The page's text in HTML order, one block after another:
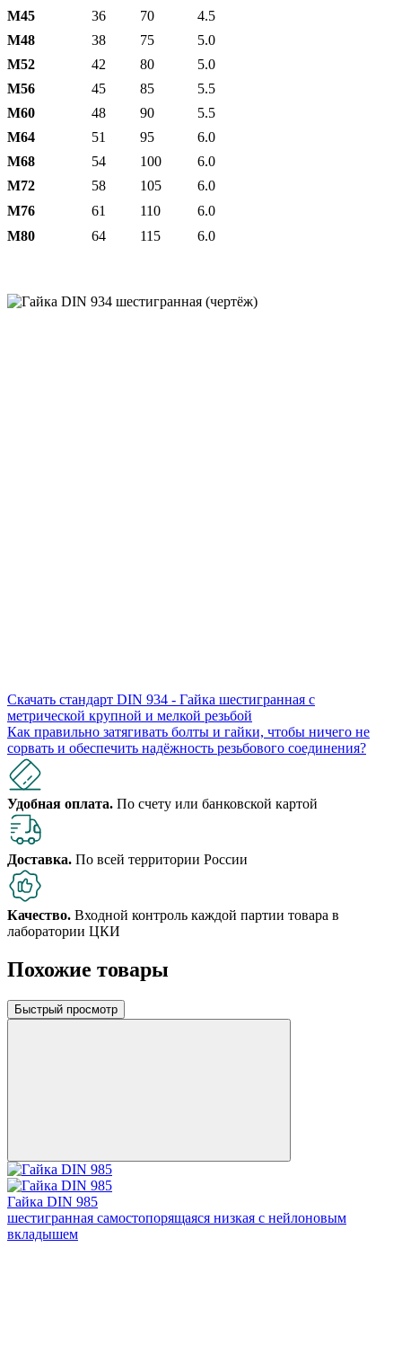
М45
36 70
4.5
М48
38 75
5.0
М52
42 80
5.0
М56
45 85
5.5
М60
48 90
5.5
М64
51 95
6.0
М68
54 100
6.0
М72
58 105
6.0
М76
61 110
6.0
М80
64 115 6.0
Скачать стандарт DIN 934 - Гайка шестигранная с
метрической крупной и мелкой резьбой
Как правильно затягивать болты и гайки, чтобы ничего не
сорвать и обеспечить надёжность резьбового соединения?
Удобная оплата. По счету или банковской картой
Доставка. По всей территории России
Качество. Входной контроль каждой партии товара в
лаборатории ЦКИ
Похожие товары
Быстрый просмотр
Гайка DIN 985
шестигранная самостопорящаяся низкая с нейлоновым
вкладышем